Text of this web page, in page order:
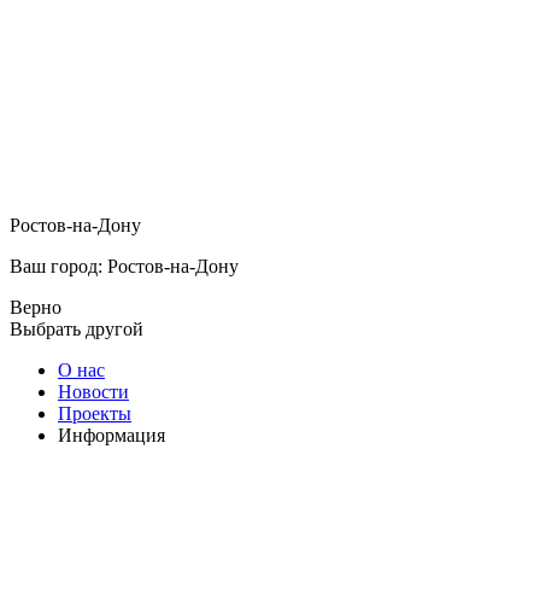
Ростов-на-Дону
Ваш город: Ростов-на-Дону
Верно
Выбрать другой
О нас
Новости
Проекты
Информация